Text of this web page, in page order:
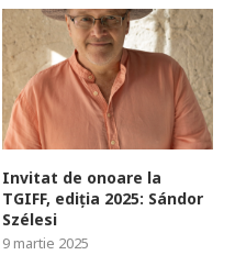
Invitat de onoare la
TGIFF, ediția 2025: Sándor
Szélesi
9 martie 2025